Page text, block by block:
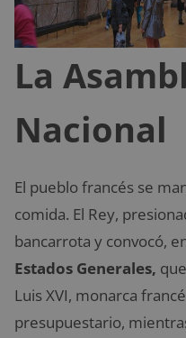
La
Nacional
El pueblo francés se
comida. El Rey,
bancarrota y convocó,
Estados Generales,
Luis XVI, monarca
presupuestario,